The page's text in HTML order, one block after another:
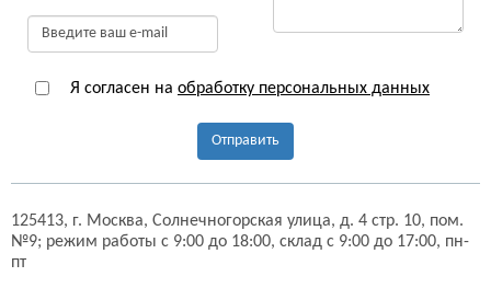
Я согласен на обработку персональных данных
Отправить
125413, г. Москва, Солнечногорская улица, д. 4 стр. 10, пом.
№9; режим работы с 9:00 до 18:00, склад с 9:00 до 17:00, пн-
пт